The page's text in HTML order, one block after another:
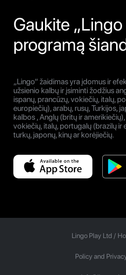
Gaukite „Lingo
programą
„Lingo“ žaidimas yra įdomus ir
užsienio kalbų ir įsiminti žodžius
ispanų, prancūzų, vokiečių, italų,
europiečių), arabų, rusų, Turkijos,
kalbos , Anglų (britų ir
vokiečių, italų, portugalų (brazilų ir
turkų, japonų, kinų ar korėjiečių.
Lingo Play Ltd /
Policy and